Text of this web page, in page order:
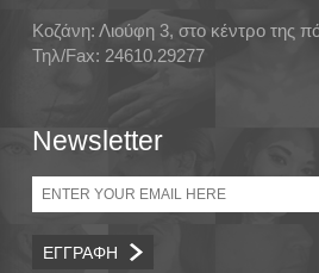
Κοζάνη: Λιούφη 3, στο κέντρο της
Τηλ/Fax: 24610.29277
Newsletter
Email